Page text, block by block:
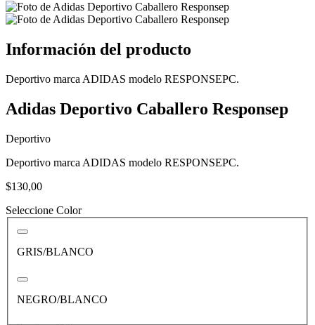
Información del producto
Deportivo marca ADIDAS modelo RESPONSEPC.
Adidas Deportivo Caballero Responsep
Deportivo
Deportivo marca ADIDAS modelo RESPONSEPC.
$130,00
Seleccione Color
GRIS/BLANCO
NEGRO/BLANCO